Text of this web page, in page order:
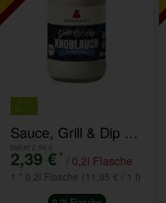
Sauce, Grill & Dip Knoblauch
bisher 2,99 €
2,39 € * / 0,2l Flasche
1 * 0,2l Flasche (11,95 € / 1 l)